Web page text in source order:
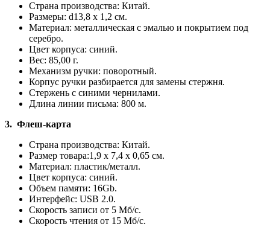
Страна производства: Китай.
Размеры: d13,8 х 1,2 см.
Материал: металлическая с эмалью и покрытием под
серебро.
Цвет корпуса: синий.
Вес: 85,00 г.
Механизм ручки: поворотный.
Корпус ручки разбирается для замены стержня.
Стержень с синими чернилами.
Длина линии письма: 800 м.
3. Флеш-карта
Страна производства: Китай.
Размер товара:1,9 х 7,4 х 0,65 см.
Материал: пластик/металл.
Цвет корпуса: синий.
Объем памяти: 16Gb.
Интерфейс: USB 2.0.
Скорость записи от 5 Мб/с.
Скорость чтения от 15 Мб/с.